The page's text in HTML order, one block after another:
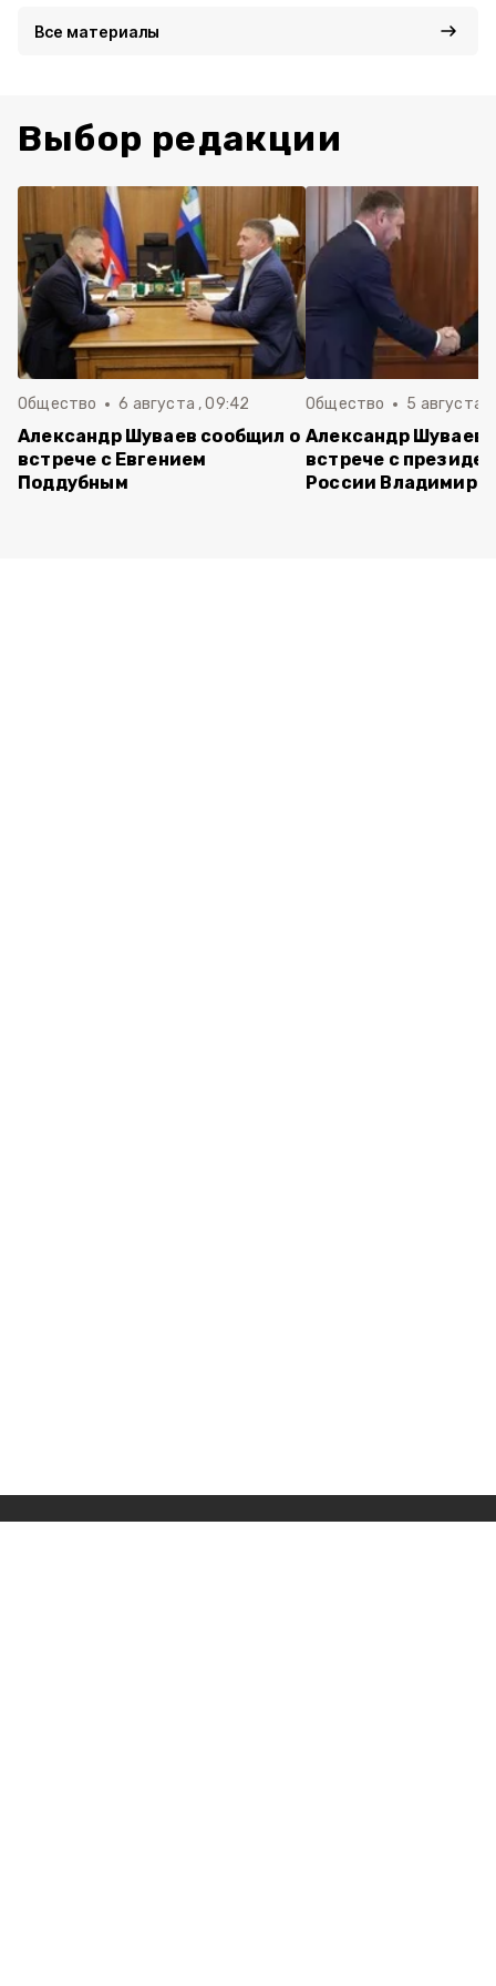
Все материалы
Выбор редакции
Общество 6 августа , 09:42
Александр Шуваев сообщил о
встрече с Евгением
Поддубным
Общество 5 августа ,
Александр Шуваев
встрече с
России